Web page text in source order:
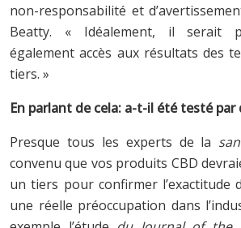
non-responsabilité et
Beatty. « Idéalement, il serait
également accès aux résultats des
tiers. »
En parlant de cela: a-t-il été testé par
Presque tous les experts de la
convenu que vos produits CBD
un tiers pour confirmer l’exactitude
une réelle préoccupation dans